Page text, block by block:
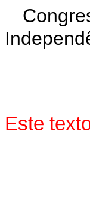
Este